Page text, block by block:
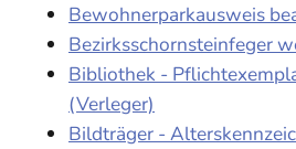
Bewohnerparkausweis
Bezirksschornsteinfeger
Bibliothek -
(Verleger)
Bildträger -